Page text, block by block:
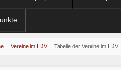
Vereine im HJV Tabelle der Vereine im HJV